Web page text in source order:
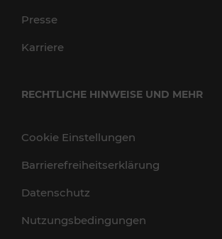
Presse
Karriere
RECHTLICHE HINWEISE UND MEHR
Cookie Einstellungen
Barrierefreiheitserklärung
Datenschutz
Nutzungsbedingungen